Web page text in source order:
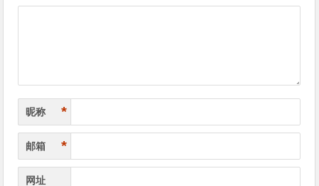
昵称 *
邮箱 *
网址